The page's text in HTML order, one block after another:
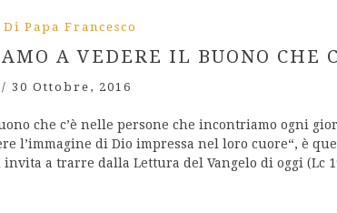
Papa Francesco
A VEDERE IL BUONO CHE
/ 30 Ottobre, 2016
che c’è nelle persone che incontriamo ogni
l’immagine di Dio impressa nel loro cuore“, è
invita a trarre dalla Lettura del Vangelo di oggi (Lc